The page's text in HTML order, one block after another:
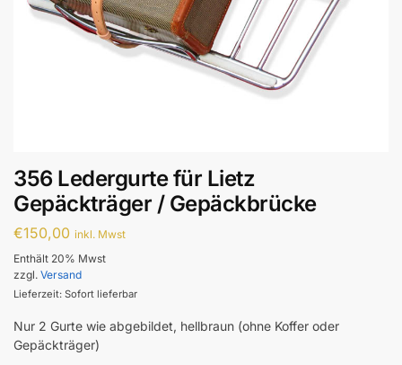
356 Ledergurte für Lietz
Gepäckträger / Gepäckbrücke
€150,00 inkl. Mwst
Enthält 20% Mwst
zzgl. Versand
Lieferzeit: Sofort lieferbar
Nur 2 Gurte wie abgebildet, hellbraun (ohne Koffer oder
Gepäckträger)